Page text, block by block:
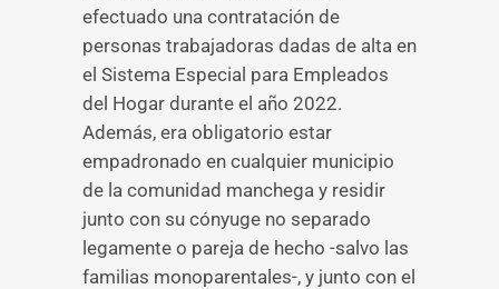
efectuado una contratación de
personas trabajadoras dadas de alta en
el Sistema Especial para Empleados
del Hogar durante el año 2022.
Además, era obligatorio estar
empadronado en cualquier municipio
de la comunidad manchega y residir
junto con su cónyuge no separado
legamente o pareja de hecho -salvo las
familias monoparentales-, y junto con el